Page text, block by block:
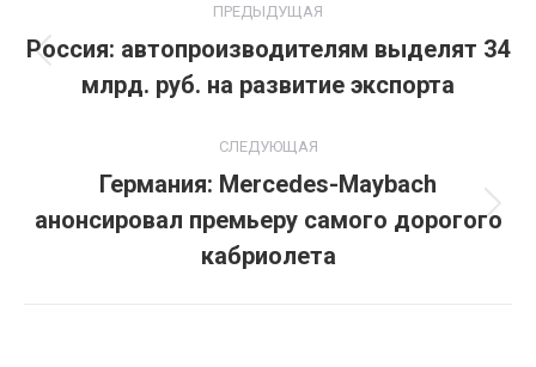
по
записям
ПРЕДЫДУЩАЯ
Предыдущая
запись:
Россия: автопроизводителям выделят 34
млрд. руб. на развитие экспорта
СЛЕДУЮЩАЯ
Следующая
запись:
Германия: Mercedes-Maybach
анонсировал премьеру самого дорогого
кабриолета